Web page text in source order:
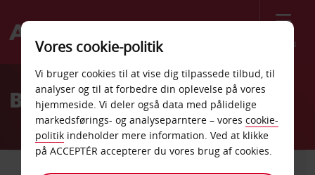
Menu
Welcome
AvisBilleje Liege Banegård
Vores cookie-politik
Vi bruger cookies til at vise dig tilpassede tilbud, til
analyser og til at forbedre din oplevelse på vores
hjemmeside. Vi deler også data med pålidelige
markedsførings- og analyseparntere – vores cookie-
politik indeholder mere information. Ved at klikke
på ACCEPTÉR accepterer du vores brug af cookies.